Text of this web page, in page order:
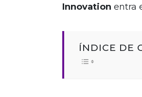
Innovation entra
ÍNDICE DE